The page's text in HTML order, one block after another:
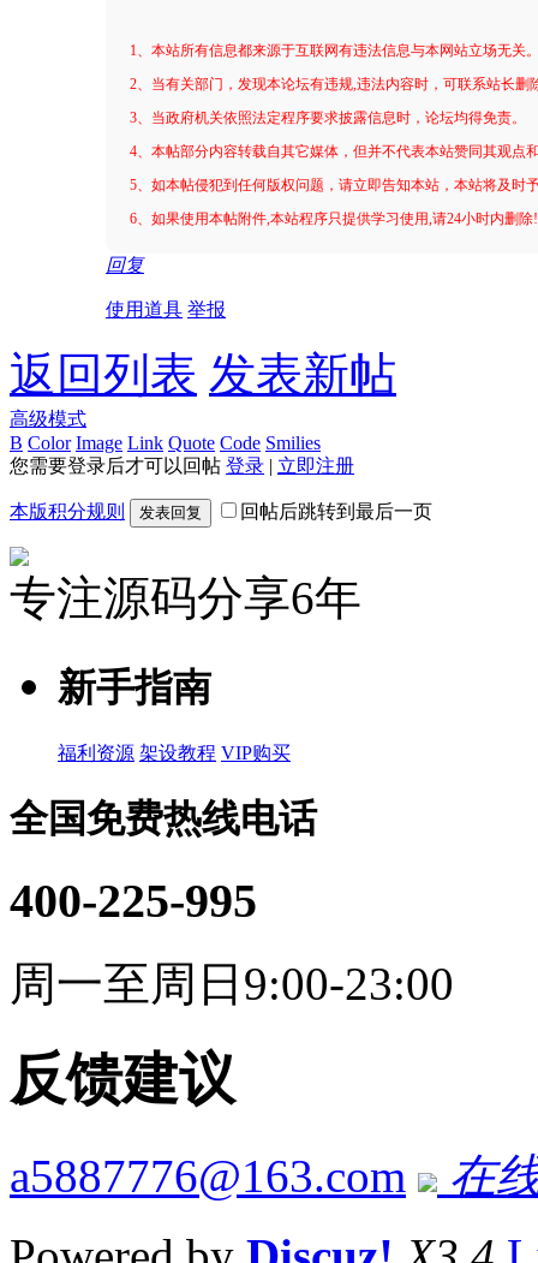
1、本站所有信息都来源于互联网有违法信息与本网站立场无关
2、当有关部门，发现本论坛有违规,违法内容时，可联系站长删
3、当政府机关依照法定程序要求披露信息时，论坛均得免责。
4、本帖部分内容转载自其它媒体，但并不代表本站赞同其观点
5、如本帖侵犯到任何版权问题，请立即告知本站，本站将及时
6、如果使用本帖附件,本站程序只提供学习使用,请24小时内删
回复
使用道具 举报
返回列表 发表新帖
高级模式
B Color Image Link Quote Code Smilies
您需要登录后才可以回帖 登录 | 立即注册
本版积分规则 发表回复 回帖后跳转到最后一页
专注源码分享6年
新手指南
福利资源 架设教程 VIP购买
全国免费热线电话
400-225-995
周一至周日9:00-23:00
反馈建议
a5887776@163.com
在